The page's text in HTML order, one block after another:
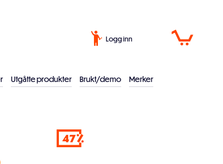
Logg inn
Utgåtte produkter Brukt/demo Merker
47